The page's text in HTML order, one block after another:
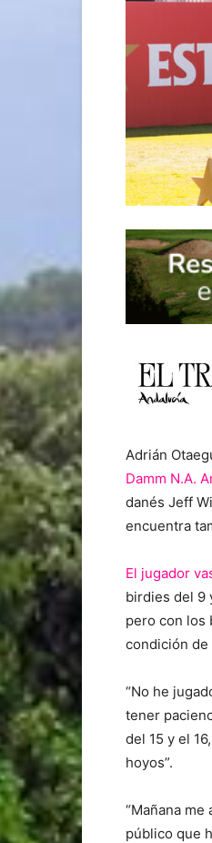
Adrián
Damm N.A.
danés Jeff
encuentra
El jugador
birdies del 9
pero con los
condición de
“No he
tener
del 15 y el
hoyos”.
“Mañana
público que